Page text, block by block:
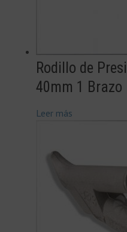
Rodillo de
40mm 1 Brazo
Leer más